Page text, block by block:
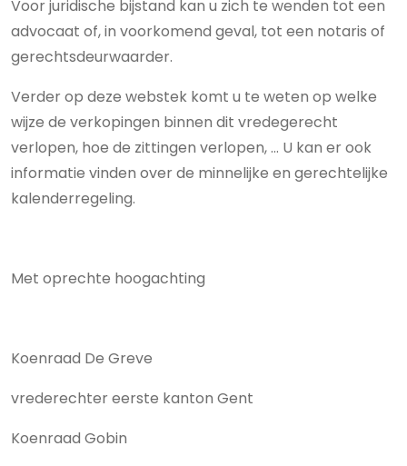
Voor juridische bijstand kan u zich te wenden tot een
advocaat of, in voorkomend geval, tot een notaris of
gerechtsdeurwaarder.
Verder op deze webstek komt u te weten op welke
wijze de verkopingen binnen dit vredegerecht
verlopen, hoe de zittingen verlopen, ... U kan er ook
informatie vinden over de minnelijke en gerechtelijke
kalenderregeling.
Met oprechte hoogachting
Koenraad De Greve
vrederechter eerste kanton Gent
Koenraad Gobin